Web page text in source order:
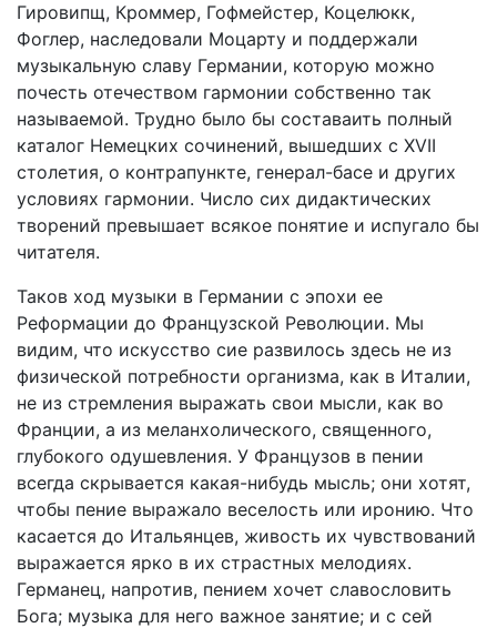
Гировипщ, Кроммер, Гофмейстер, Коцелюкк,
Фоглер, наследовали Моцарту и поддержали
музыкальную славу Германии, которую можно
почесть отечеством гармонии собственно так
называемой. Трудно было бы составаить полный
каталог Немецких сочинений, вышедших с XVII
столетия, о контрапункте, генерал-басе и других
условиях гармонии. Число сих дидактических
творений превышает всякое понятие и испугало бы
читателя.
Таков ход музыки в Германии с эпохи ее
Реформации до Французской Революции. Мы
видим, что искусство сие развилось здесь не из
физической потребности организма, как в Италии,
не из стремления выражать свои мысли, как во
Франции, а из меланхолического, священного,
глубокого одушевления. У Французов в пении
всегда скрывается какая-нибудь мысль; они хотят,
чтобы пение выражало веселость или иронию. Что
касается до Итальянцев, живость их чувствований
выражается ярко в их страстных мелодиях.
Германец, напротив, пением хочет славословить
Бога; музыка для него важное занятие; и с сей